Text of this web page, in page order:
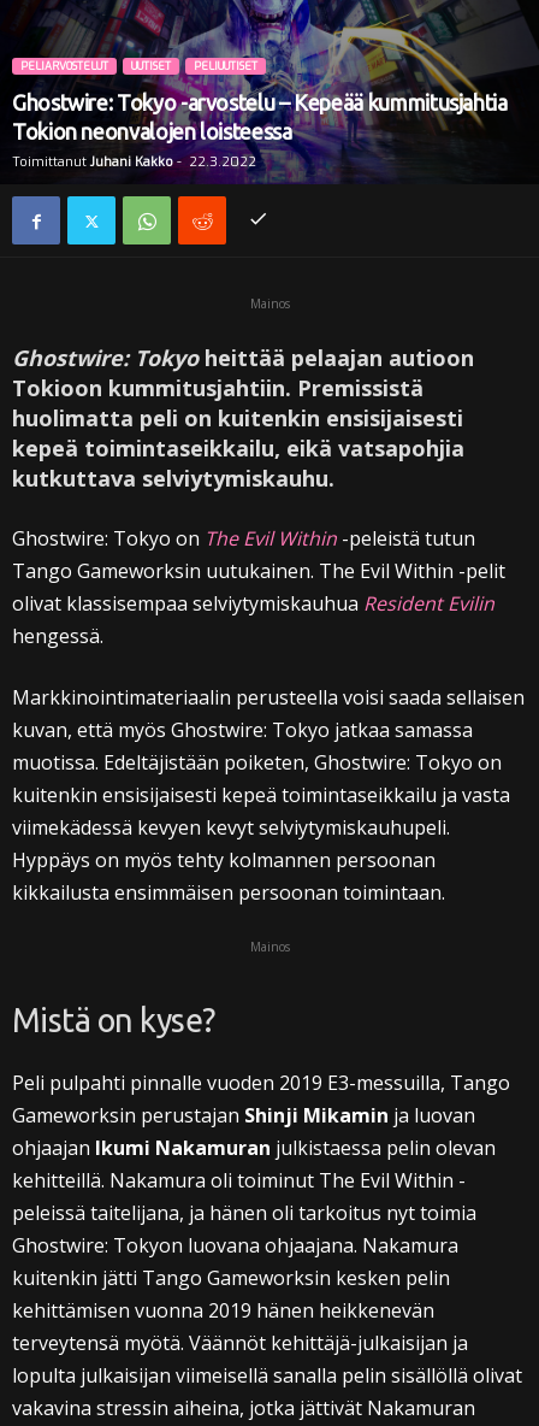
PELIARVOSTELUT UUTISET PELIUUTISET
Ghostwire: Tokyo -arvostelu – Kepeää kummitusjahtia
Tokion neonvalojen loisteessa
Toimittanut Juhani Kakko- 22.3.2022
Mainos
Ghostwire: Tokyoheittää pelaajan autioon
Tokioon kummitusjahtiin. Premissistä
huolimatta peli on kuitenkin ensisijaisesti
kepeä toimintaseikkailu, eikä vatsapohjia
kutkuttava selviytymiskauhu.
Ghostwire: Tokyo on The Evil Within -peleistä tutun
Tango Gameworksin uutukainen. The Evil Within -pelit
olivat klassisempaa selviytymiskauhua Resident Evilin
hengessä.
Markkinointimateriaalin perusteella voisi saada sellaisen
kuvan, että myös Ghostwire: Tokyo jatkaa samassa
muotissa. Edeltäjistään poiketen, Ghostwire: Tokyo on
kuitenkin ensisijaisesti kepeä toimintaseikkailu ja vasta
viimekädessä kevyen kevyt selviytymiskauhupeli.
Hyppäys on myös tehty kolmannen persoonan
kikkailusta ensimmäisen persoonan toimintaan.
Mainos
Mistä on kyse?
Peli pulpahti pinnalle vuoden 2019 E3-messuilla, Tango
Gameworksin perustajan Shinji Mikamin ja luovan
ohjaajan Ikumi Nakamuran julkistaessa pelin olevan
kehitteillä. Nakamura oli toiminut The Evil Within -
peleissä taitelijana, ja hänen oli tarkoitus nyt toimia
Ghostwire: Tokyon luovana ohjaajana. Nakamura
kuitenkin jätti Tango Gameworksin kesken pelin
kehittämisen vuonna 2019 hänen heikkenevän
terveytensä myötä. Väännöt kehittäjä-julkaisijan ja
lopulta julkaisijan viimeisellä sanalla pelin sisällöllä olivat
vakavina stressin aiheina, jotka jättivät Nakamuran